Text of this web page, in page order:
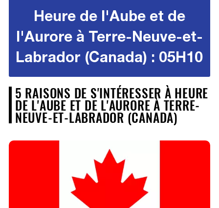
Heure de l'Aube et de
l'Aurore à Terre-Neuve-et-
Labrador (Canada) : 05H10
5 RAISONS DE S'INTÉRESSER À HEURE
DE L'AUBE ET DE L'AURORE À TERRE-
NEUVE-ET-LABRADOR (CANADA)